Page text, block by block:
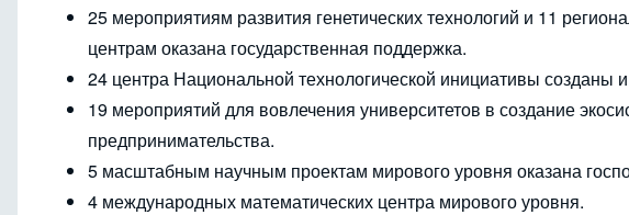
25 мероприятиям развития генетических технологий и 11
центрам оказана государственная поддержка.
24 центра Национальной технологической инициативы созданы
19 мероприятий для вовлечения университетов в создание
предпринимательства.
5 масштабным научным проектам мирового уровня оказана
4 международных математических центра мирового уровня.